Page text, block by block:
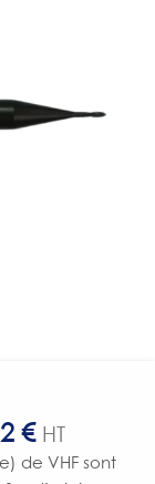
€ HT
de VHF sont